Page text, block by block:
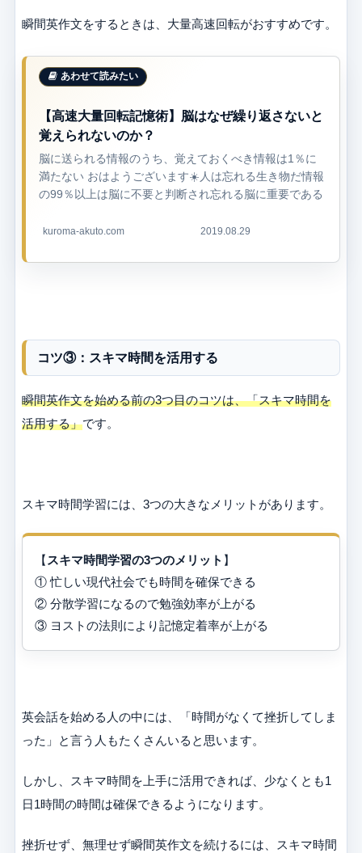
瞬間英作文をするときは、大量高速回転がおすすめです。
【高速大量回転記憶術】脳はなぜ繰り返さないと
覚えられないのか？
脳に送られる情報のうち、覚えておくべき情報は1％に
満たない おはようございます☀️人は忘れる生き物だ情報
の99％以上は脳に不要と判断され忘れる脳に重要である
この2つのどちらかがなけ...
kuroma-akuto.com 2019.08.29
コツ③：スキマ時間を活用する
瞬間英作文を始める前の3つ目のコツは、「スキマ時間を
活用する」です。
スキマ時間学習には、3つの大きなメリットがあります。
【 スキマ時間学習の3つのメリット 】
① 忙しい現代社会でも時間を確保できる
② 分散学習になるので勉強効率が上がる
③ ヨストの法則により記憶定着率が上がる
英会話を始める人の中には、「時間がなくて挫折してしま
った」と言う人もたくさんいると思います。
しかし、スキマ時間を上手に活用できれば、少なくとも1
日1時間の時間は確保できるようになります。
挫折せず、無理せず瞬間英作文を続けるには、スキマ時間